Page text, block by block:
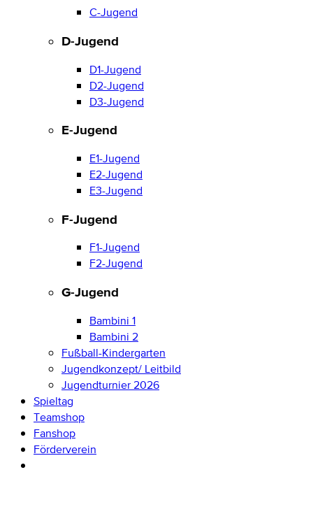
C-Jugend
D-Jugend
D1-Jugend
D2-Jugend
D3-Jugend
E-Jugend
E1-Jugend
E2-Jugend
E3-Jugend
F-Jugend
F1-Jugend
F2-Jugend
G-Jugend
Bambini 1
Bambini 2
Fußball-Kindergarten
Jugendkonzept/ Leitbild
Jugendturnier 2026
Spieltag
Teamshop
Fanshop
Förderverein